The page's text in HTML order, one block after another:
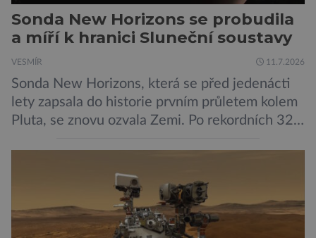
Sonda New Horizons se probudila
a míří k hranici Sluneční soustavy
VESMÍR 11.7.2026
Sonda New Horizons, která se před jedenácti
lety zapsala do historie prvním průletem kolem
Pluta, se znovu ozvala Zemi. Po rekordních 321
podle NASA je ve výtečném stavu. Nyní ji čeká
další etapa její mise, jejíž ambicí je přinést
dosud nejpodrobnější […]